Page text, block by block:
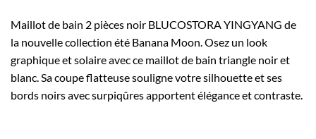
Maillot de bain 2 pièces noir BLUCOSTORA YINGYANG de
la nouvelle collection été Banana Moon. Osez un look
graphique et solaire avec ce maillot de bain triangle noir et
blanc. Sa coupe flatteuse souligne votre silhouette et ses
bords noirs avec surpiqûres apportent élégance et contraste.